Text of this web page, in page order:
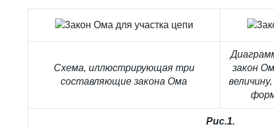
Схема, иллюстрирующая три
составляющие закона Ома
закон
Рис.1.